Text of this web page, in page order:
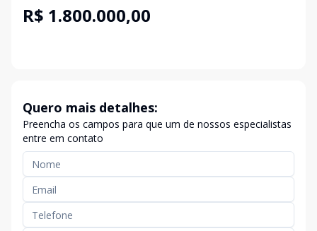
R$ 1.800.000,00
Quero mais detalhes:
Preencha os campos para que um de nossos especialistas
entre em contato